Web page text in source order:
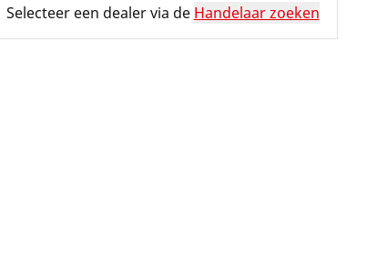
Selecteer een dealer via de Handelaar zoeken